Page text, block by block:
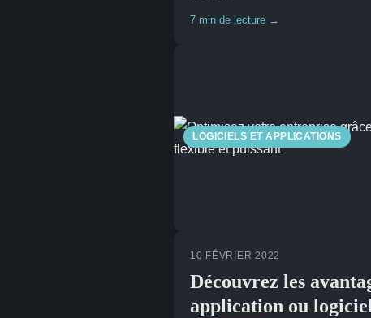
7 min de lecture →
LOGICIELS ET APPLICATIONS
10 FÉVRIER 2022
Découvrez les
application ou